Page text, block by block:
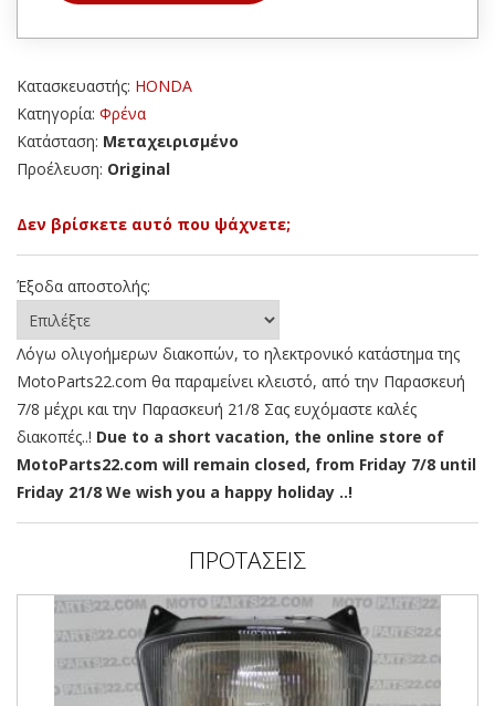
Κατασκευαστής: HONDA
Κατηγορία: Φρένα
Κατάσταση: Μεταχειρισμένο
Προέλευση: Original
Δεν βρίσκετε αυτό που ψάχνετε;
Έξοδα αποστολής:
Λόγω ολιγοήμερων διακοπών, το ηλεκτρονικό κατάστημα της
MotoParts22.com θα παραμείνει κλειστό, από την Παρασκευή
7/8 μέχρι και την Παρασκευή 21/8 Σας ευχόμαστε καλές
διακοπές..! Due to a short vacation, the online store of
MotoParts22.com will remain closed, from Friday 7/8 until
Friday 21/8 We wish you a happy holiday ..!
ΠΡΟΤΑΣΕΙΣ